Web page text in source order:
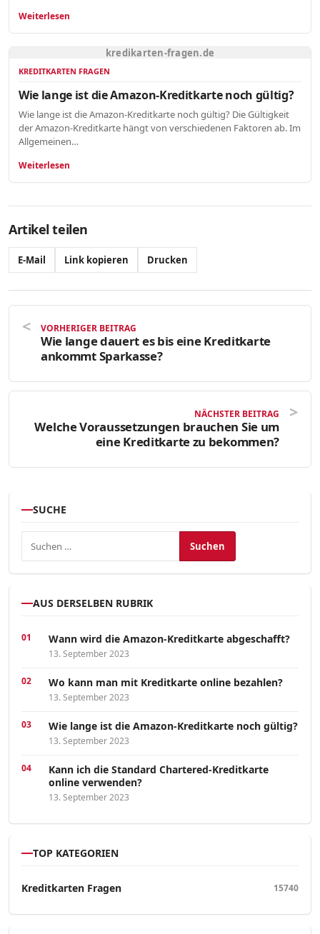
Weiterlesen
kredikarten-fragen.de
KREDITKARTEN FRAGEN
Wie lange ist die Amazon-Kreditkarte noch gültig?
Wie lange ist die Amazon-Kreditkarte noch gültig? Die Gültigkeit
der Amazon-Kreditkarte hängt von verschiedenen Faktoren ab. Im
Allgemeinen…
Weiterlesen
Artikel teilen
E-Mail Link kopieren Drucken
VORHERIGER BEITRAG
Wie lange dauert es bis eine Kreditkarte
ankommt Sparkasse?
NÄCHSTER BEITRAG
Welche Voraussetzungen brauchen Sie um
eine Kreditkarte zu bekommen?
SUCHE
Suchen nach:
AUS DERSELBEN RUBRIK
Wann wird die Amazon-Kreditkarte abgeschafft?
13. September 2023
Wo kann man mit Kreditkarte online bezahlen?
13. September 2023
Wie lange ist die Amazon-Kreditkarte noch gültig?
13. September 2023
Kann ich die Standard Chartered-Kreditkarte
online verwenden?
13. September 2023
TOP KATEGORIEN
Kreditkarten Fragen 15740